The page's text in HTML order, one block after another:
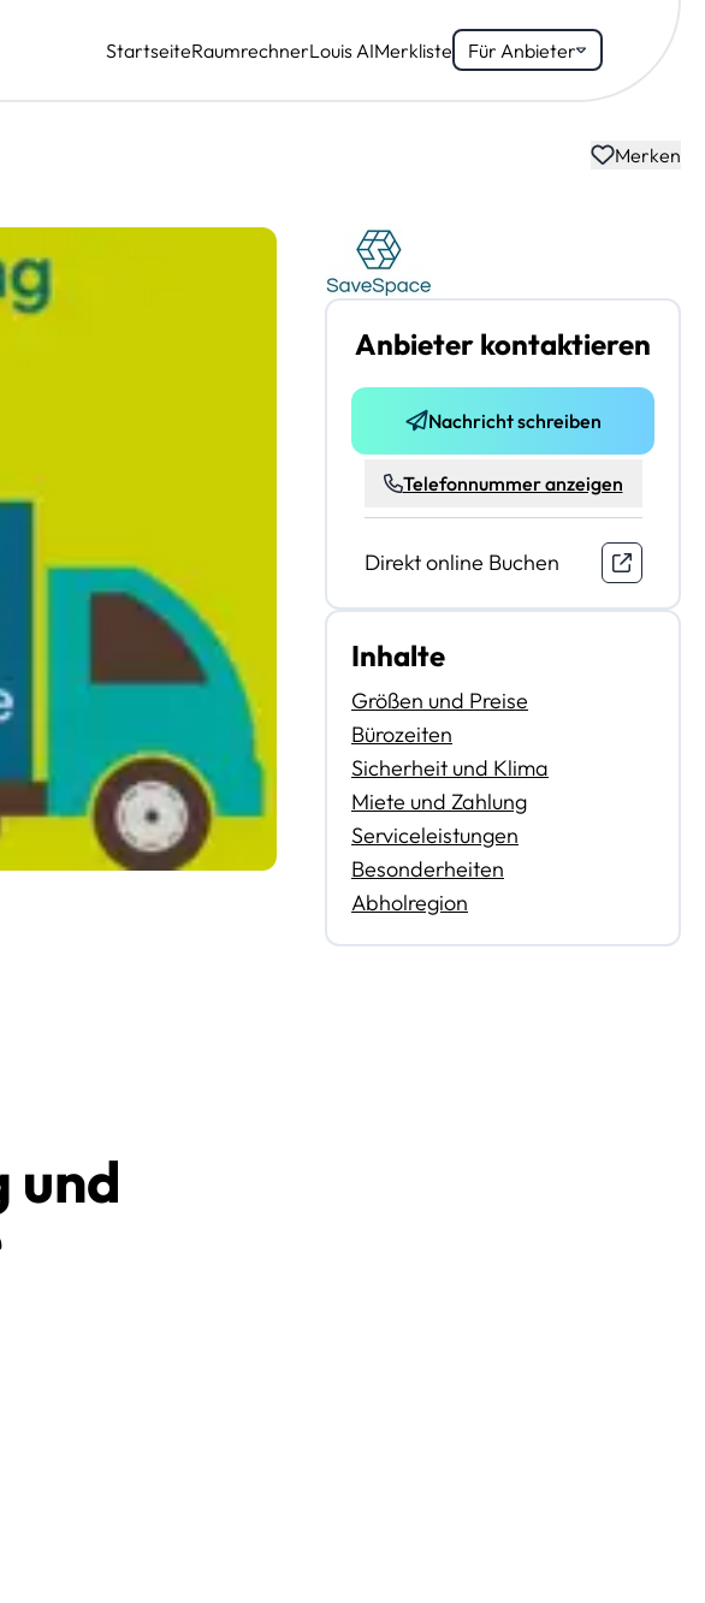
StartseiteRaumrechnerLouis AIMerkliste Für Anbieter
Merken
und
Anbieter kontaktieren
Nachricht schreiben
Telefonnummer anzeigen
Direkt online Buchen
Inhalte
Größen und Preise
Bürozeiten
Sicherheit und Klima
Miete und Zahlung
Serviceleistungen
Besonderheiten
Abholregion